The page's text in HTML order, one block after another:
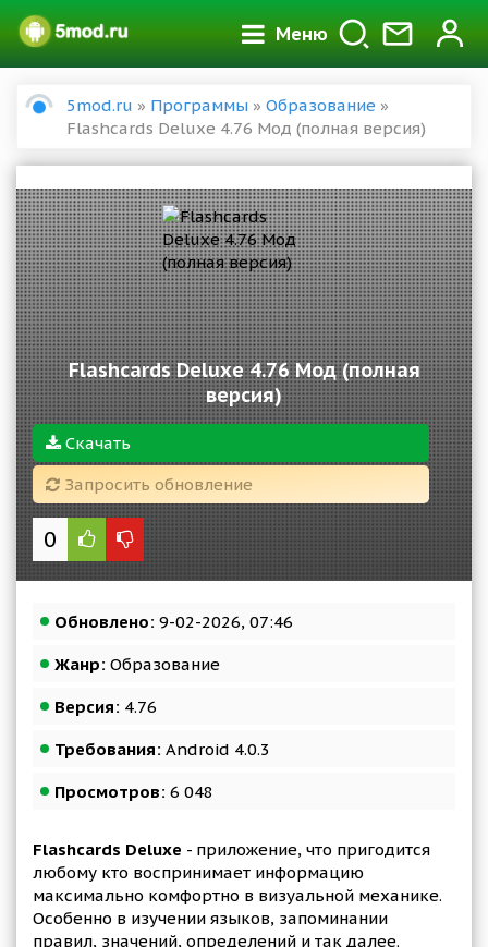
Меню
5mod.ru » Программы » Образование »
Flashcards Deluxe 4.76 Мод (полная версия)
Flashcards Deluxe 4.76 Мод (полная
версия)
Скачать
Запросить обновление
0
Обновлено: 9-02-2026, 07:46
Жанр: Образование
Версия: 4.76
Требования: Android 4.0.3
Просмотров: 6 048
Flashcards Deluxe - приложение, что пригодится
любому кто воспринимает информацию
максимально комфортно в визуальной механике.
Особенно в изучении языков, запоминании
правил, значений, определений и так далее.